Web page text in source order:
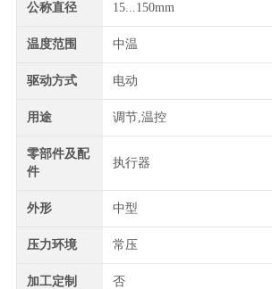
公称直径 15...150mm
温度范围 中温
驱动方式 电动
用途 调节,温控
零部件及配
件
执行器
外形 中型
压力环境 常压
加工定制 否